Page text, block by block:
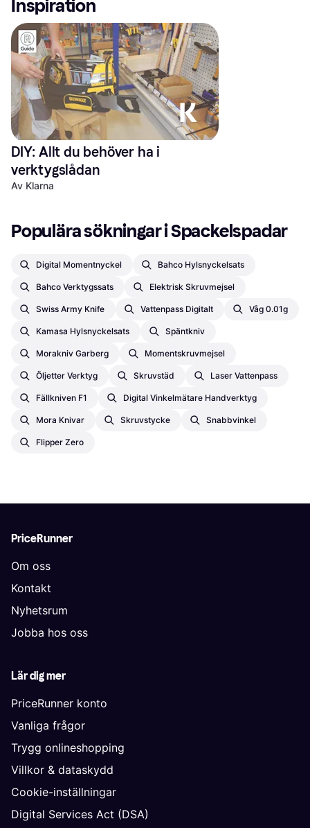
Inspiration
DIY: Allt du behöver ha i
verktygslådan
Av Klarna
Populära sökningar i Spackelspadar
Digital Momentnyckel Bahco Hylsnyckelsats
Bahco Verktygssats Elektrisk Skruvmejsel
Swiss Army Knife Vattenpass Digitalt Våg 0.01g
Kamasa Hylsnyckelsats Späntkniv
Morakniv Garberg Momentskruvmejsel
Öljetter Verktyg Skruvstäd Laser Vattenpass
Fällkniven F1 Digital Vinkelmätare Handverktyg
Mora Knivar Skruvstycke Snabbvinkel
Flipper Zero
PriceRunner
Om oss
Kontakt
Nyhetsrum
Jobba hos oss
Lär dig mer
PriceRunner konto
Vanliga frågor
Trygg onlineshopping
Villkor & dataskydd
Cookie-inställningar
Digital Services Act (DSA)